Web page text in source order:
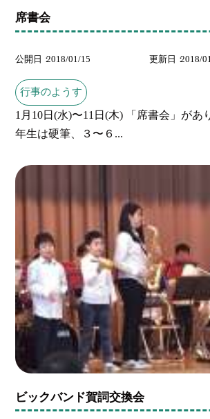
席書会
公開日 2018/01/15 更新日 2018/
行事のようす
1月10日(水)〜11日(木) 「席書会」があ
年生は硬筆、３〜６...
ビックバンド賀詞交換会